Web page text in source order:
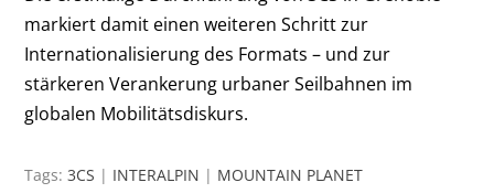
markiert damit einen weiteren Schritt zur
Internationalisierung des Formats – und zur
stärkeren Verankerung urbaner Seilbahnen im
globalen Mobilitätsdiskurs.
Tags:3CS | INTERALPIN | MOUNTAIN PLANET